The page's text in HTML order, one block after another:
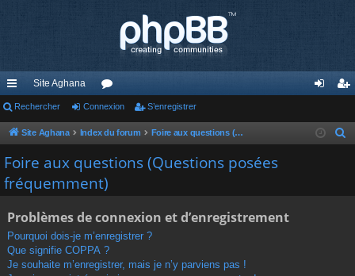
cc
ès
ra
pi
Site Aghana
or
u
s
ne nr
Rechercher Connexion S’enregistrer
Site Aghana Index du forum Foire aux questions (Questions posées fréquemment)
Foire aux questions (Questions posées
fréquemment)
Problèmes de connexion et d’enregistrement
Pourquoi dois-je m’enregistrer ?
Que signifie COPPA ?
Je souhaite m’enregistrer, mais je n’y parviens pas !